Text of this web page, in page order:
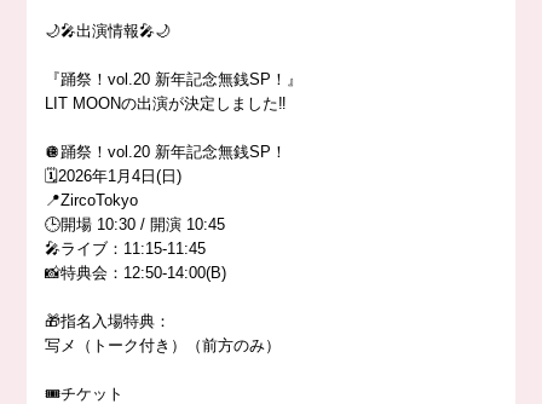
🌙🎤出演情報🎤🌙
『踊祭！vol.20 新年記念無銭SP！』
LIT MOONの出演が決定しました‼️
🪩踊祭！vol.20 新年記念無銭SP！
🗓️2026年1月4日(日)
📍ZircoTokyo
🕒開場 10:30 / 開演 10:45
🎤ライブ：11:15-11:45
📸特典会：12:50-14:00(B)
🎁指名入場特典：
写メ（トーク付き）（前方のみ）
🎟️チケット